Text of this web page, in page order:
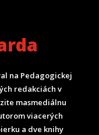
na Pedagogickej
redakciách v
masmediálnu
viacerých
a dve knihy